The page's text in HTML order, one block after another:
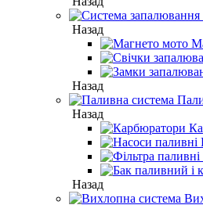
Назад
Назад
Назад
Назад